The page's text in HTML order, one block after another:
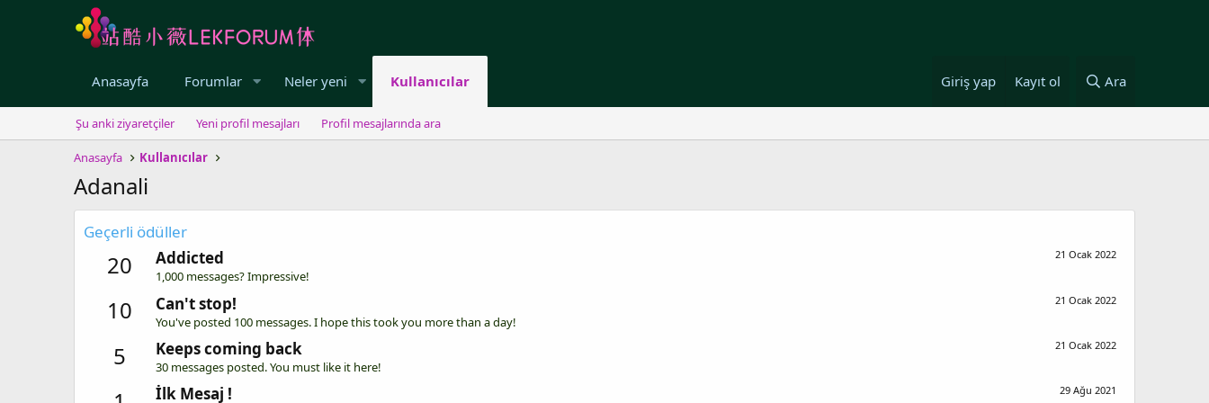
Anasayfa Forumlar Neler yeni Kullanıcılar Giriş yap Kayıt ol Ara
Şu anki ziyaretçiler Yeni profil mesajları Profil mesajlarında ara
Anasayfa Kullanıcılar
Adanali
Geçerli ödüller
20 21 Ocak 2022
Addicted
1,000 messages? Impressive!
10 21 Ocak 2022
Can't stop!
You've posted 100 messages. I hope this took you more than a day!
5 21 Ocak 2022
Keeps coming back
30 messages posted. You must like it here!
29 Ağu 2021
İlk Mesaj !